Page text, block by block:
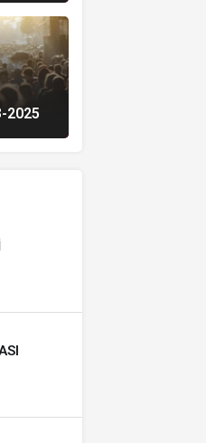
2025